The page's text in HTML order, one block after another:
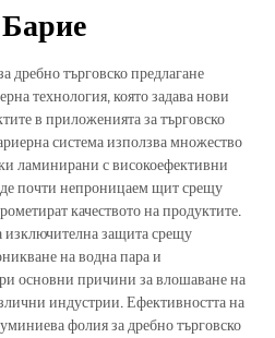
дребно търговско предлагане
технология, която задава нови
в приложенията за търговско
система използва множество
ламинирани с високоефективни
почти непроницаем щит срещу
качеството на продуктите.
защита срещу
на водна пара и
основни причини за влошаване на
индустрии. Ефективността на
фолия за дребно търговско